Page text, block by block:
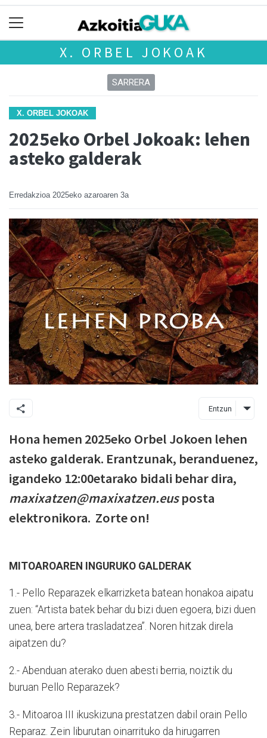
X. ORBEL JOKOAK
SARRERA
X. ORBEL JOKOAK
2025eko Orbel Jokoak: lehen
asteko galderak
Erredakzioa 2025eko azaroaren 3a
Entzun
Hona hemen 2025eko Orbel Jokoen lehen
asteko galderak. Erantzunak, beranduenez,
igandeko 12:00etarako bidali behar dira,
maxixatzen@maxixatzen.eusposta
elektronikora. Zorte on!
MITOAROAREN INGURUKO GALDERAK
1.- Pello Reparazek elkarrizketa batean honakoa aipatu
zuen: “Artista batek behar du bizi duen egoera, bizi duen
unea, bere artera trasladatzea”. Noren hitzak direla
aipatzen du?
2.- Abenduan aterako duen abesti berria, noiztik du
buruan Pello Reparazek?
3.- Mitoaroa III ikuskizuna prestatzen dabil orain Pello
Reparaz. Zein liburutan oinarrituko da hirugarren